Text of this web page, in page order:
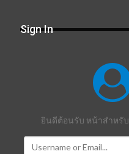
Sign In
ยินดีต้อนรับ หน้าสำหรั